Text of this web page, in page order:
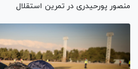
منصور پورحیدری در تمرین استقلال